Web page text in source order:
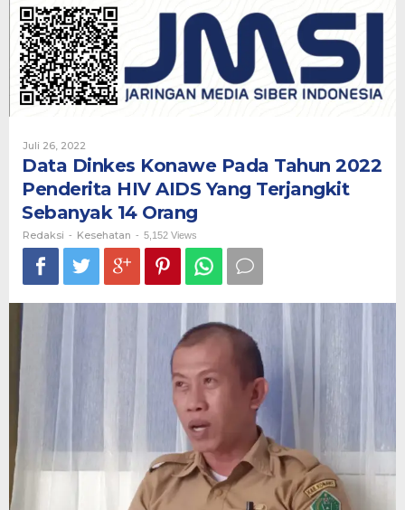
Tahun
Penderita
AIDS
Orang
Juli 26, 2022
Redaksi
Data Dinkes Konawe Pada Tahun 2022
Penderita HIV AIDS Yang Terjangkit
Sebanyak 14 Orang
Redaksi - Kesehatan - 5,152 Views